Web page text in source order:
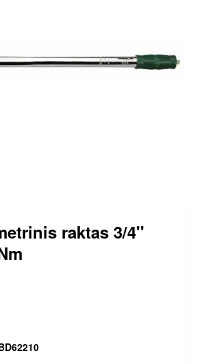
raktas 3/4''